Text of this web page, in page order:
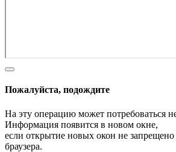
Пожалуйста, подождите
На эту операцию может потребоваться
Информация появится в новом окне,
если открытие новых окон не
браузера.